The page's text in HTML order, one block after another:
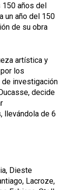
150 años del
un año del 150
de su obra
artística y
los
de investigación
decide
llevándola de 6
Dieste
Lacroze,